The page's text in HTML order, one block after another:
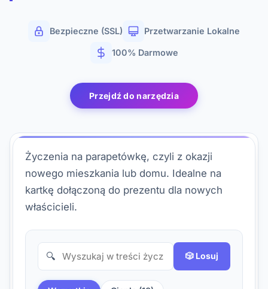
Bezpieczne (SSL) Przetwarzanie Lokalne
100% Darmowe
Przejdź do narzędzia
Życzenia na parapetówkę, czyli z okazji
nowego mieszkania lub domu. Idealne na
kartkę dołączoną do prezentu dla nowych
właścicieli.
🔍 🎲 Losuj